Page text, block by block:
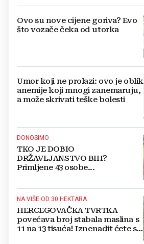
Ovo su nove cijene goriva? Evo
što vozače čeka od utorka
Umor koji ne prolazi: ovo je oblik
anemije koji mnogi zanemaruju,
a može skrivati teške bolesti
DONOSIMO
TKO JE DOBIO
DRŽAVLJANSTVO BIH?
Primljene 43 osobe...
NA VIŠE OD 30 HEKTARA
HERCEGOVAČKA TVRTKA
povećava broj stabala maslina s
11 na 13 tisuća! Iznenadit ćete se